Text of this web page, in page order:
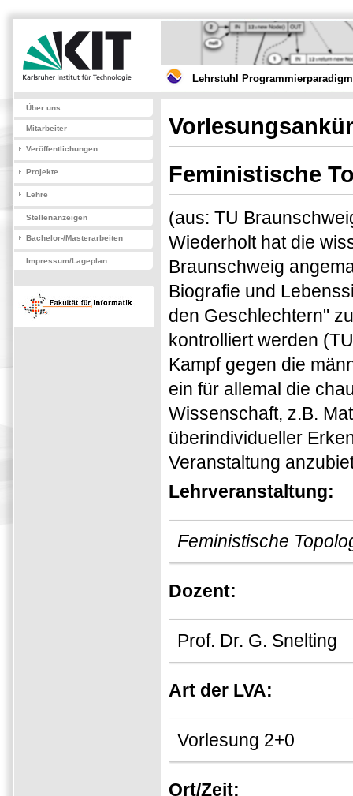
Lehrstuhl
Über uns
Mitarbeiter
Veröffentlichungen
Projekte
Lehre
Stellenanzeigen
Bachelor-/Masterarbeiten
Impressum/Lageplan
Feministische
(aus: TU
Wiederholt hat die
Braunschweig
Biografie und
den Geschlechtern"
kontrolliert werden
Kampf gegen die
ein für allemal die
Wissenschaft, z.B.
überindividueller
Veranstaltung
Lehrveranstaltung:
Feministische
Dozent:
Prof. Dr. G. Snelting
Art der LVA:
Vorlesung 2+0
Ort/Zeit: